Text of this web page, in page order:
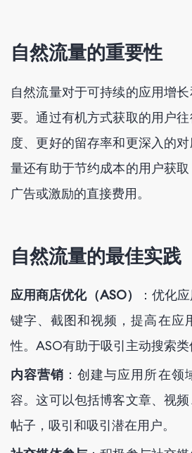
自然流量的重要性
自然流量对于可持续的应用增
要。通过有机方式获取的用户
度、更好的留存率和更深入的
量还有助于节约成本的用户获
广告或激励的直接费用。
自然流量的最佳实践
应用商店优化（ASO）
：优化
键字、截图和视频，提高在应
性。ASO有助于吸引主动搜索类
内容营销 ：创建与应用所在
容。这可以包括博客文章、视
帖子，吸引和吸引潜在用户。